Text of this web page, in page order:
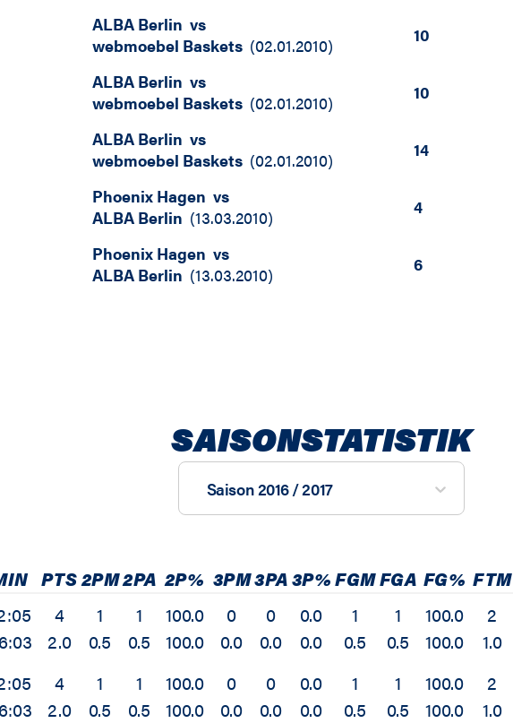
ALBA Berlin vs
webmoebel Baskets (02.01.2010) 10
ALBA Berlin vs
webmoebel Baskets (02.01.2010) 10
ALBA Berlin vs
webmoebel Baskets (02.01.2010) 14
Phoenix Hagen vs
ALBA Berlin (13.03.2010) 4
Phoenix Hagen vs
ALBA Berlin (13.03.2010) 6
SAISONSTATISTIK
Saison 2016 / 2017
PTS2PM2PA 2P% 3PM3PA3P%FGMFGA FG% FTM
4
2.0
1
0.5
1
0.5
100.0
100.0
0
0.0
0
0.0
0.0
0.0
1
0.5
1
0.5
100.0
100.0
2
1.0
4
2.0
1
0.5
1
0.5
100.0
100.0
0
0.0
0
0.0
0.0
0.0
1
0.5
1
0.5
100.0
100.0
2
1.0